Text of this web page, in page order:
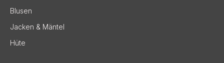
Blusen
Jacken & Mäntel
Hüte